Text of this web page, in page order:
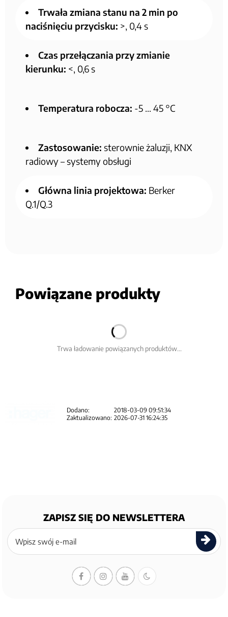
Trwała zmiana stanu na 2 min po
naciśnięciu przycisku: >, 0,4 s
Czas przełączania przy zmianie
kierunku: <, 0,6 s
Temperatura robocza: -5 … 45 °C
Zastosowanie: sterownie żaluzji, KNX
radiowy – systemy obsługi
Główna linia projektowa: Berker
Q.1/Q.3
Powiązane produkty
Trwa ładowanie powiązanych produktów...
Dodano:
2018-03-09 09:51:34
Zaktualizowano: 2026-07-31 16:24:35
ZAPISZ SIĘ DO NEWSLETTERA
Zapisz
się
newslettera